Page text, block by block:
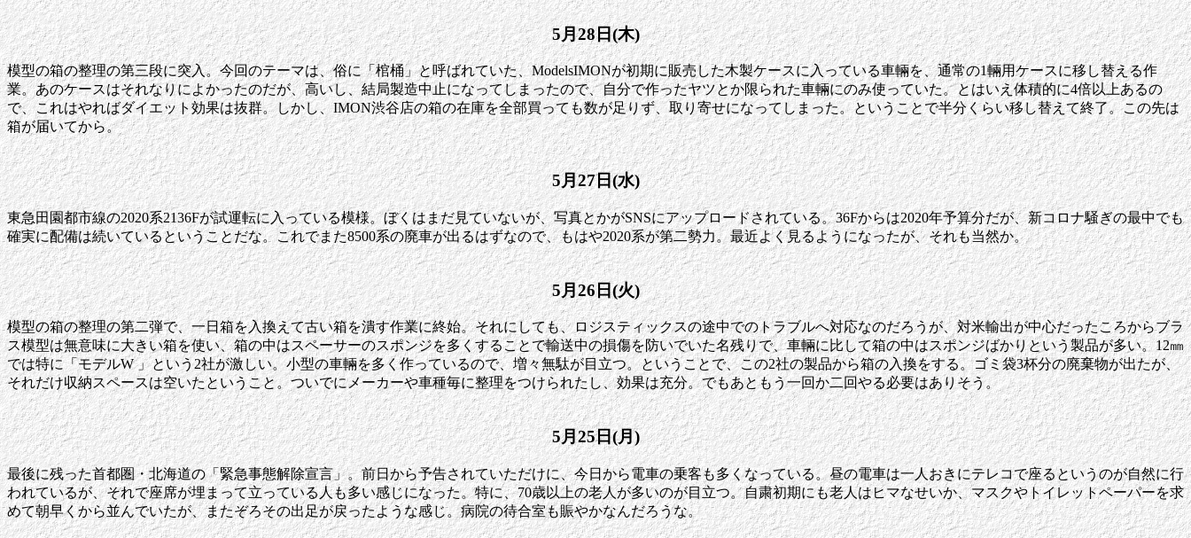
5月28日(木)
模型の箱の整理の第三段に突入。今回のテーマは、俗に「棺桶」と呼ばれていた、ModelsIMONが初期に販売した木製ケースに入っている車輛を、通常の1輛用ケースに移し替える作
業。あのケースはそれなりによかったのだが、高いし、結局製造中止になってしまったので、自分で作ったヤツとか限られた車輛にのみ使っていた。とはいえ体積的に4倍以上あるの
で、これはやればダイエット効果は抜群。しかし、IMON渋谷店の箱の在庫を全部買っても数が足りず、取り寄せになってしまった。ということで半分くらい移し替えて終了。この先は
箱が届いてから。
5月27日(水)
東急田園都市線の2020系2136Fが試運転に入っている模様。ぼくはまだ見ていないが、写真とかがSNSにアップロードされている。36Fからは2020年予算分だが、新コロナ騒ぎの最中でも
確実に配備は続いているということだな。これでまた8500系の廃車が出るはずなので、もはや2020系が第二勢力。最近よく見るようになったが、それも当然か。
5月26日(火)
模型の箱の整理の第二弾で、一日箱を入換えて古い箱を潰す作業に終始。それにしても、ロジスティックスの途中でのトラブルへ対応なのだろうが、対米輸出が中心だったころからブラ
ス模型は無意味に大きい箱を使い、箱の中はスペーサーのスポンジを多くすることで輸送中の損傷を防いでいた名残りで、車輛に比して箱の中はスポンジばかりという製品が多い。12㎜
では特に「モデルW 」という2社が激しい。小型の車輛を多く作っているので、増々無駄が目立つ。ということで、この2社の製品から箱の入換をする。ゴミ袋3杯分の廃棄物が出たが、
それだけ収納スペースは空いたということ。ついでにメーカーや車種毎に整理をつけられたし、効果は充分。でもあともう一回か二回やる必要はありそう。
5月25日(月)
最後に残った首都圏・北海道の「緊急事態解除宣言」。前日から予告されていただけに、今日から電車の乗客も多くなっている。昼の電車は一人おきにテレコで座るというのが自然に行
われているが、それで座席が埋まって立っている人も多い感じになった。特に、70歳以上の老人が多いのが目立つ。自粛初期にも老人はヒマなせいか、マスクやトイレットペーパーを求
めて朝早くから並んでいたが、またぞろその出足が戻ったような感じ。病院の待合室も賑やかなんだろうな。